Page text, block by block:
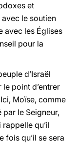
et
le soutien
avec les Églises
pour la
d’Israël
point d’entrer
Moïse, comme
le Seigneur,
qu’il
fois qu’il se sera